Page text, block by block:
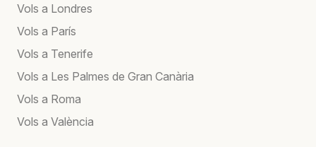
Vols a Londres
Vols a París
Vols a Tenerife
Vols a Les Palmes de Gran Canària
Vols a Roma
Vols a València